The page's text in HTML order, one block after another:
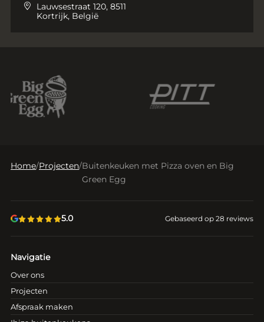
Lauwsestraat 120, 8511
Kortrijk, België
Home/Projecten/Buitenkeuken met Pizza oven en Big
Green Egg
5.0 Gebaseerd op 28 reviews
Navigatie
Over ons
Projecten
Afspraak maken